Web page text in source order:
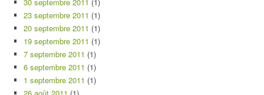
23 septembre 2011 (1)
20 septembre 2011 (1)
19 septembre 2011 (1)
7 septembre 2011 (1)
6 septembre 2011 (1)
1 septembre 2011 (1)